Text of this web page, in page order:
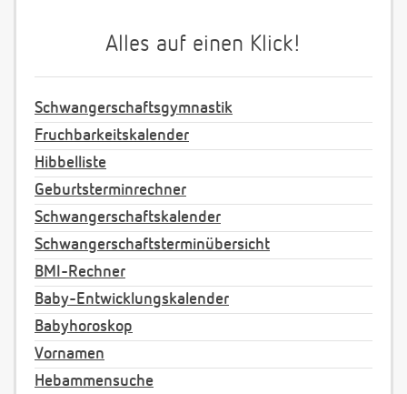
Alles auf einen Klick!
Schwangerschaftsgymnastik
Fruchbarkeitskalender
Hibbelliste
Geburtsterminrechner
Schwangerschaftskalender
Schwangerschaftsterminübersicht
BMI-Rechner
Baby-Entwicklungskalender
Babyhoroskop
Vornamen
Hebammensuche